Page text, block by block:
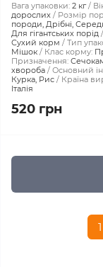
Вага упаковки: 2 кг
дорослих
Розмір
породи, Дрібні,
Для гігантських порід
Сухий корм
Тип
Мішок
Клас корму:
Призначення:
хвороба
Основний
Курка, Рис
Країна
Італія
520 грн
1